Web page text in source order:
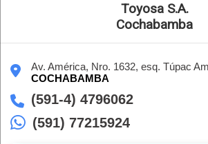
Toyosa S.A.
Cochabamba
Av. América, Nro. 1632, esq. Túpac
COCHABAMBA
(591-4) 4796062
(591) 77215924